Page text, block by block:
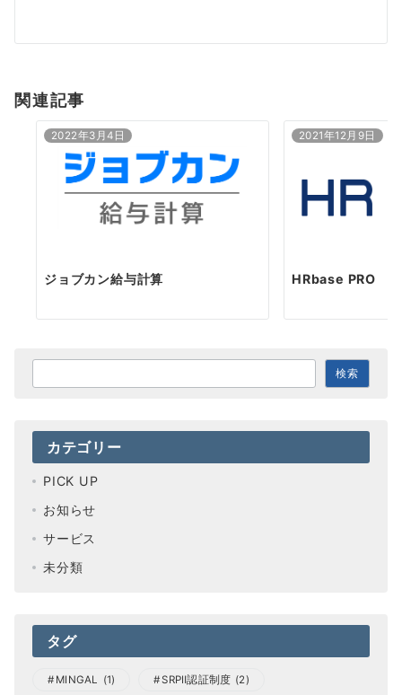
シ
ン
関連記事
2022年3月4日
ジョブカン給与計算
2021年12月9日
HRbase PRO
索
検索
カテゴリー
PICK UP
お知らせ
サービス
未分類
タグ
MINGAL (1) SRPⅡ認証制度 (2)